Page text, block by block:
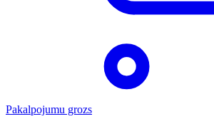
Pakalpojumu grozs